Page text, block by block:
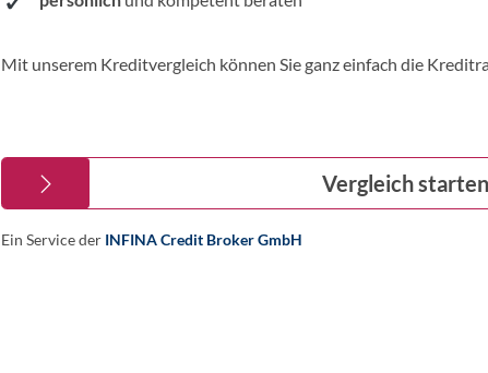
Mit unserem Kreditvergleich können Sie ganz einfach die
Vergleich starten
Ein Service der INFINA Credit Broker GmbH